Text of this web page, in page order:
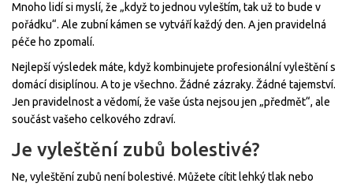
Mnoho lidí si myslí, že „když to jednou vyleštím, tak už to bude v
pořádku“. Ale zubní kámen se vytváří každý den. A jen pravidelná
péče ho zpomalí.
Nejlepší výsledek máte, když kombinujete profesionální vyleštění s
domácí disiplínou. A to je všechno. Žádné zázraky. Žádné tajemství.
Jen pravidelnost a vědomí, že vaše ústa nejsou jen „předmět“, ale
součást vašeho celkového zdraví.
Je vyleštění zubů bolestivé?
Ne, vyleštění zubů není bolestivé. Můžete cítit lehký tlak nebo